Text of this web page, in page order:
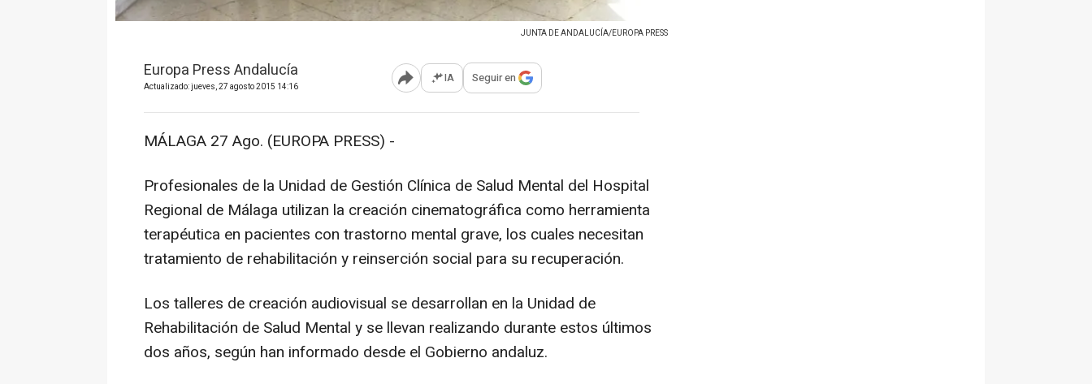
JUNTA DE ANDALUCÍA/EUROPA PRESS
Europa Press Andalucía
Actualizado: jueves, 27 agosto 2015 14:16 Abrir opciones para compartir
IA Seguir en
MÁLAGA 27 Ago. (EUROPA PRESS) -
Profesionales de la Unidad de Gestión Clínica de Salud Mental del Hospital
Regional de Málaga utilizan la creación cinematográfica como herramienta
terapéutica en pacientes con trastorno mental grave, los cuales necesitan
tratamiento de rehabilitación y reinserción social para su recuperación.
Los talleres de creación audiovisual se desarrollan en la Unidad de
Rehabilitación de Salud Mental y se llevan realizando durante estos últimos
dos años, según han informado desde el Gobierno andaluz.